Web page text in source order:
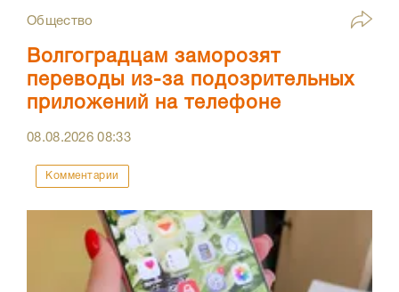
Общество
Волгоградцам заморозят
переводы из-за подозрительных
приложений на телефоне
08.08.202608:33
Комментарии